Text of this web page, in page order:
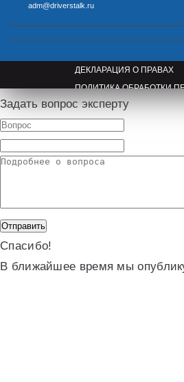
adm@driverstalk.ru
ДЕКЛАРАЦИЯ О ПРАВАХ
ПОЛИТИКА ОБРАБОТКИ
ПРАВООБЛАДАТЕЛЯМ
Задать вопрос эксперту
Спасибо!
В ближайшее время мы